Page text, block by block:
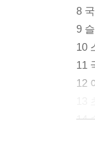
8
9
10
11
12
14